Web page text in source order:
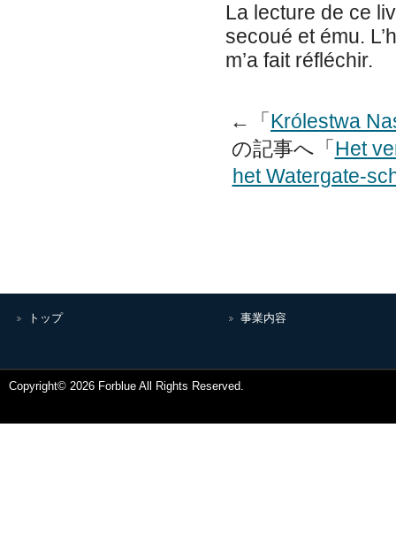
La lecture de ce
secoué et ému.
m’a fait réfléchir.
←「Królestwa
の記事へ「Het
het Watergate-
トップ 事業内容
Copyright© 2026 Forblue All Rights Reserved.